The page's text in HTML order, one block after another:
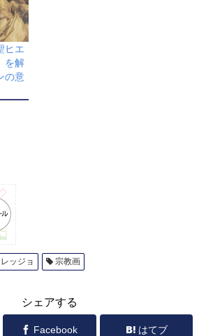
ヒエ
を解
の意
レッジョ 宗教画
シェアする
Facebook はてブ